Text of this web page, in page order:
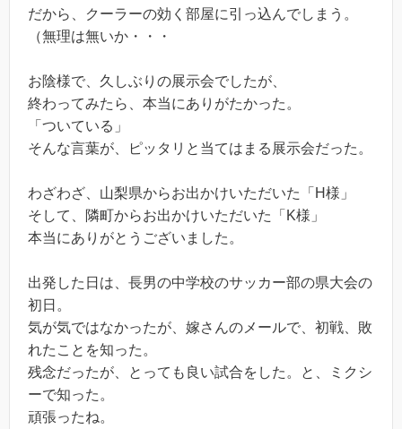
だから、クーラーの効く部屋に引っ込んでしまう。
（無理は無いか・・・
お陰様で、久しぶりの展示会でしたが、
終わってみたら、本当にありがたかった。
「ついている」
そんな言葉が、ピッタリと当てはまる展示会だった。
わざわざ、山梨県からお出かけいただいた「H様」
そして、隣町からお出かけいただいた「K様」
本当にありがとうございました。
出発した日は、長男の中学校のサッカー部の県大会の
初日。
気が気ではなかったが、嫁さんのメールで、初戦、敗
れたことを知った。
残念だったが、とっても良い試合をした。と、ミクシ
ーで知った。
頑張ったね。